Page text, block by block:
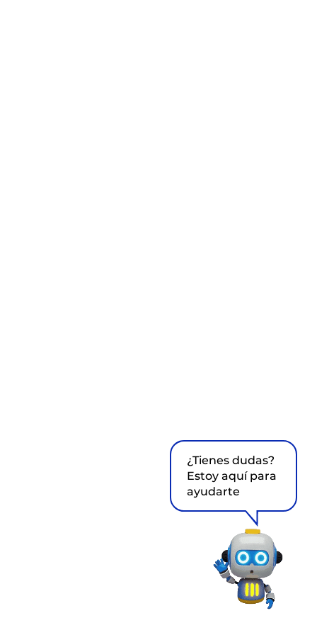
¿Tienes dudas?
Estoy aquí para
ayudarte